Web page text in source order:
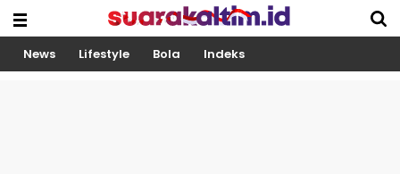
News Lifestyle Bola Indeks